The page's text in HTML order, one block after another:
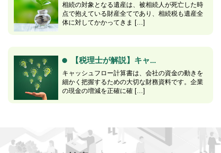
相続の対象となる遺産は、被相続人が死亡した時
点で抱えている財産全てであり、相続税も遺産全
体に対してかかってきま […]
【税理士が解説】キャ...
キャッシュフロー計算書は、会社の資金の動きを
細かく把握するための大切な財務資料です。企業
の現金の増減を正確に確 […]